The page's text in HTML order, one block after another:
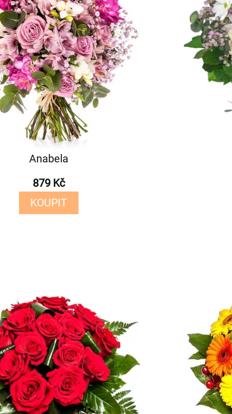
Anabela
879 Kč
KOUPIT